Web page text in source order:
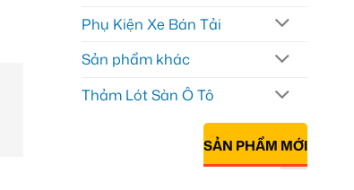
Phụ Kiện Xe Bán Tải
Sản phẩm khác
Thảm Lót Sàn Ô Tô
SẢN PHẨM MỚI